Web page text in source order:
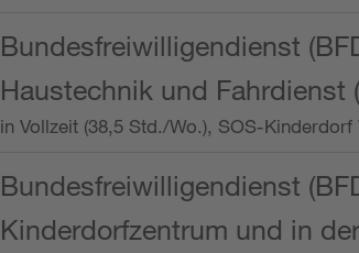
Bundesfreiwilligendienst
Haustechnik und Fahrdienst
in Vollzeit (38,5 Std./Wo.), SOS-
Bundesfreiwilligendienst
Kinderdorfzentrum und in